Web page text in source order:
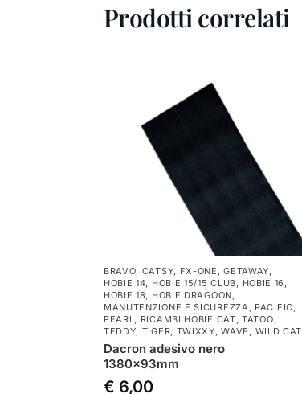
Prodotti correlati
BRAVO CATSY FX-ONE ,GETAWAY
HOBIE 14
HOBIE 15/15 CLUB HOBIE 16
HOBIE 18
HOBIE DRAGOON
MANUTENZIONE E SICUREZZA
PACIFIC
PEARL
RICAMBI HOBIE CAT ,TATOO
TEDDY TIGER TWIXXY ,WAVE WILD CAT
Dacron adesivo nero
1380x93mm
€ 6,00